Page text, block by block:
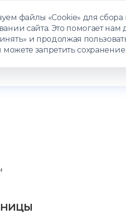
файлы «Cookie» для
сайта. Это помогает
и продолжая
можете запретить